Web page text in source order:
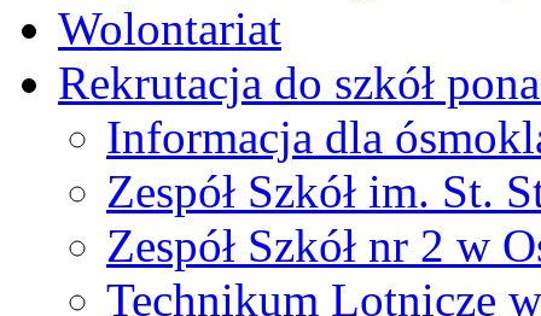
Wolontariat
Rekrutacja do szkół
Informacja dla
Zespół Szkół im. St.
Zespół Szkół nr 2 w
Technikum Lotnicze